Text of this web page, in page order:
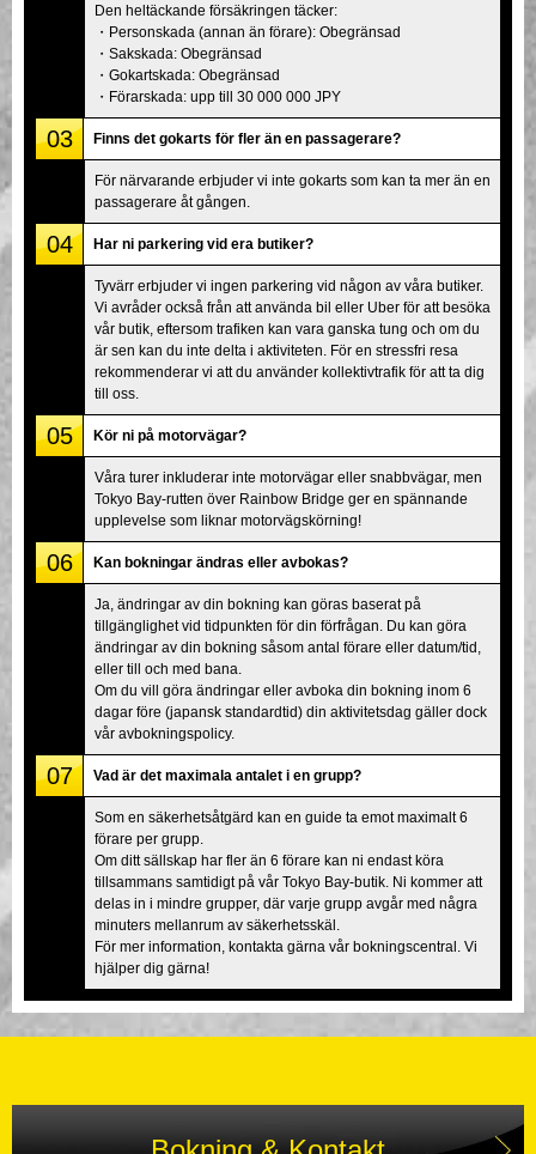
Den heltäckande försäkringen täcker:
・Personskada (annan än förare): Obegränsad
・Sakskada: Obegränsad
・Gokartskada: Obegränsad
・Förarskada: upp till 30 000 000 JPY
03 Finns det gokarts för fler än en passagerare?
För närvarande erbjuder vi inte gokarts som kan ta mer än en
passagerare åt gången.
04 Har ni parkering vid era butiker?
Tyvärr erbjuder vi ingen parkering vid någon av våra butiker.
Vi avråder också från att använda bil eller Uber för att besöka
vår butik, eftersom trafiken kan vara ganska tung och om du
är sen kan du inte delta i aktiviteten. För en stressfri resa
rekommenderar vi att du använder kollektivtrafik för att ta dig
till oss.
05 Kör ni på motorvägar?
Våra turer inkluderar inte motorvägar eller snabbvägar, men
Tokyo Bay-rutten över Rainbow Bridge ger en spännande
upplevelse som liknar motorvägskörning!
06 Kan bokningar ändras eller avbokas?
Ja, ändringar av din bokning kan göras baserat på
tillgänglighet vid tidpunkten för din förfrågan. Du kan göra
ändringar av din bokning såsom antal förare eller datum/tid,
eller till och med bana.
Om du vill göra ändringar eller avboka din bokning inom 6
dagar före (japansk standardtid) din aktivitetsdag gäller dock
vår avbokningspolicy.
07 Vad är det maximala antalet i en grupp?
Som en säkerhetsåtgärd kan en guide ta emot maximalt 6
förare per grupp.
Om ditt sällskap har fler än 6 förare kan ni endast köra
tillsammans samtidigt på vår Tokyo Bay-butik. Ni kommer att
delas in i mindre grupper, där varje grupp avgår med några
minuters mellanrum av säkerhetsskäl.
För mer information, kontakta gärna vår bokningscentral. Vi
hjälper dig gärna!